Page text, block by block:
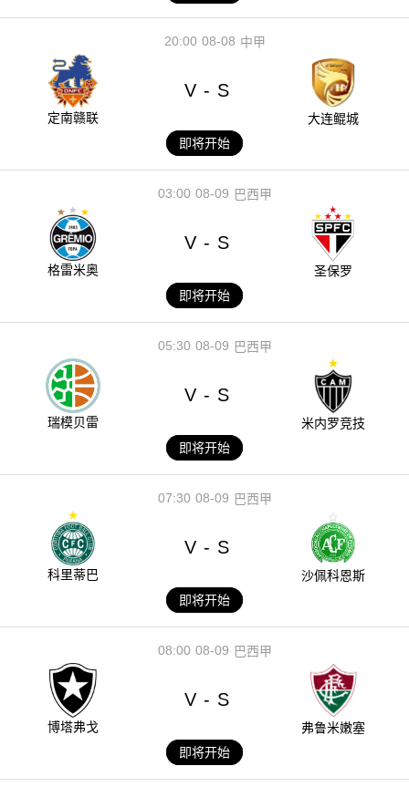
08-08
20:00 中甲
定南赣联
V - S
大连鲲城
即将开始
08-09
03:00 巴西甲
格雷米奥
V - S
圣保罗
即将开始
08-09
05:30 巴西甲
瑞模贝雷
V - S
米内罗竞技
即将开始
08-09
07:30 巴西甲
科里蒂巴
V - S
沙佩科恩斯
即将开始
08-09
08:00 巴西甲
博塔弗戈
V - S
弗鲁米嫩塞
即将开始